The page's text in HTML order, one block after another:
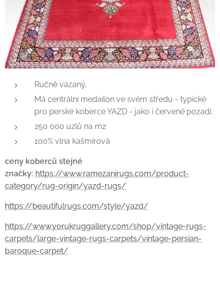
Ručně vázaný,
Má centrální medailon ve svém středu - typické
pro perské koberce YAZD - jako i červené pozadí.
250 000 uzlů na m2
100% vlna kašmírová
ceny koberců stejné
značky: https://www.ramezanirugs.com/product-
category/rug-origin/yazd-rugs/
https://beautifulrugs.com/style/yazd/
https://www.yorukruggallery.com/shop/vintage-rugs-
carpets/large-vintage-rugs-carpets/vintage-persian-
baroque-carpet/